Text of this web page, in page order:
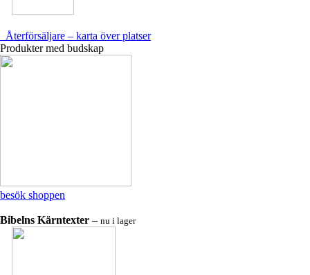
Återförsäljare – karta över platser
Produkter med budskap
besök shoppen
Bibelns Kärntexter – nu i lager